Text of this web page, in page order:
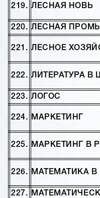
219. ЛЕСНАЯ НОВЬ
220. ЛЕСНАЯ
221. ЛЕСНОЕ
222. ЛИТЕРАТУРА В
223. ЛОГОС
224. МАРКЕТИНГ
225. МАРКЕТИНГ В
226. МАТЕМАТИКА
227.